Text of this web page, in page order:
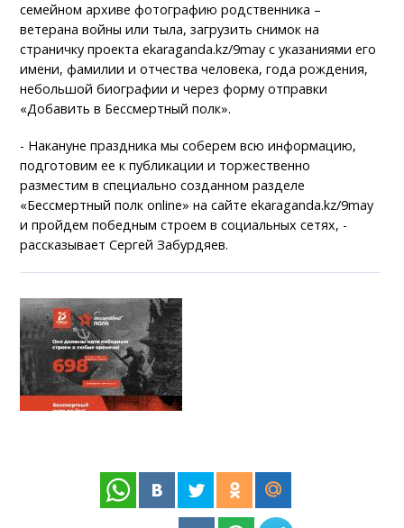
семейном архиве фотографию родственника –
ветерана войны или тыла, загрузить снимок на
страничку проекта ekaraganda.kz/9may с указаниями его
имени, фамилии и отчества человека, года рождения,
небольшой биографии и через форму отправки
«Добавить в Бессмертный полк».
- Накануне праздника мы соберем всю информацию,
подготовим ее к публикации и торжественно
разместим в специально созданном разделе
«Бессмертный полк online» на сайте ekaraganda.kz/9may
и пройдем победным строем в социальных сетях, -
рассказывает Сергей Забурдяев.